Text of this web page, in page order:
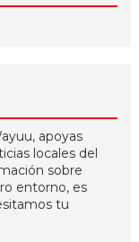
apoyas
locales del
sobre
entorno, es
tu